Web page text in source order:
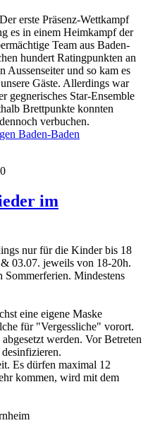
erste Präsenz-Wettkampf
es in einem Heimkampf der
Team aus Baden-
hundert Ratingpunkten an
Aussenseiter und so kam es
Gäste. Allerdings war
gegnerisches Star-Ensemble
Brettpunkte konnten
verbuchen.
Baden-Baden
im
nur für die Kinder bis 18
03.07. jeweils von 18-20h.
Sommerferien. Mindestens
eine eigene Maske
für "Vergessliche" vorort.
werden. Vor Betreten
Es dürfen maximal 12
kommen, wird mit dem